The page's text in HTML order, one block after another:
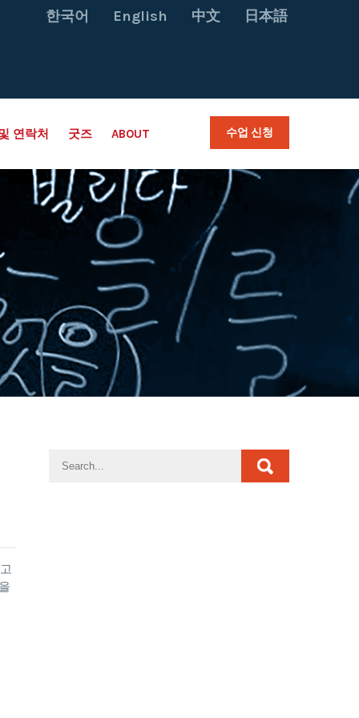
한국어 English 中文 日本語
연락처 굿즈 ABOUT 수업 신청